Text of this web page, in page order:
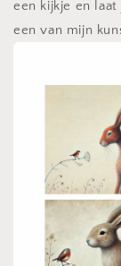
een kijkje en
een van mijn